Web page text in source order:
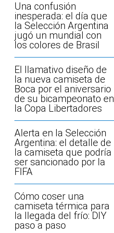
Una confusión
inesperada: el día que
la Selección Argentina
jugó un mundial con
los colores de Brasil
El llamativo diseño de
la nueva camiseta de
Boca por el aniversario
de su bicampeonato en
la Copa Libertadores
Alerta en la Selección
Argentina: el detalle de
la camiseta que podría
ser sancionado por la
FIFA
Cómo coser una
camiseta térmica para
la llegada del frío: DIY
paso a paso